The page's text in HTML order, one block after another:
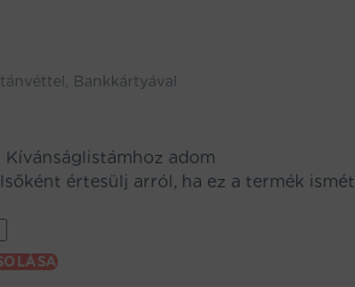
Bankkártyával
Kívánságlistámhoz adom
értesülj arról, ha ez a termék ismét